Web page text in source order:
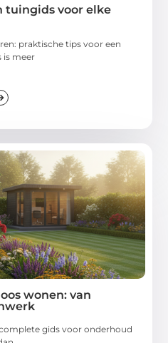
tuingids voor elke
praktische tips voor een
is meer
wonen: van
gids voor onderhoud